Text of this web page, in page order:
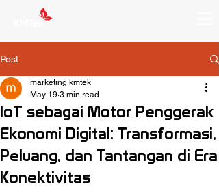
Post
IoT sebagai Motor Penggerak
Ekonomi Digital: Transformasi,
Peluang, dan Tantangan di Era
Konektivitas
marketing kmtek
May 19 3 min read